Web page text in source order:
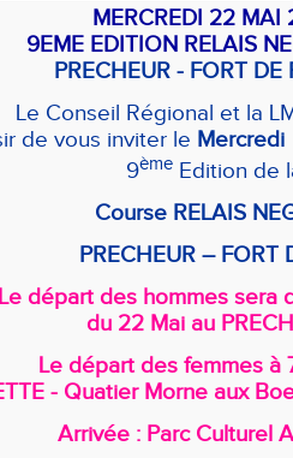
MERCREDI 22 MAI
9EME EDITION RELAIS
PRECHEUR - FORT DE
Le Conseil Régional et la
de vous inviter le Mercredi
9ème Edition de
Course RELAIS
PRECHEUR – FORT
Le départ des hommes sera
du 22 Mai au
Le départ des femmesà
- Quatier Morne aux
Arrivée : Parc Culturel